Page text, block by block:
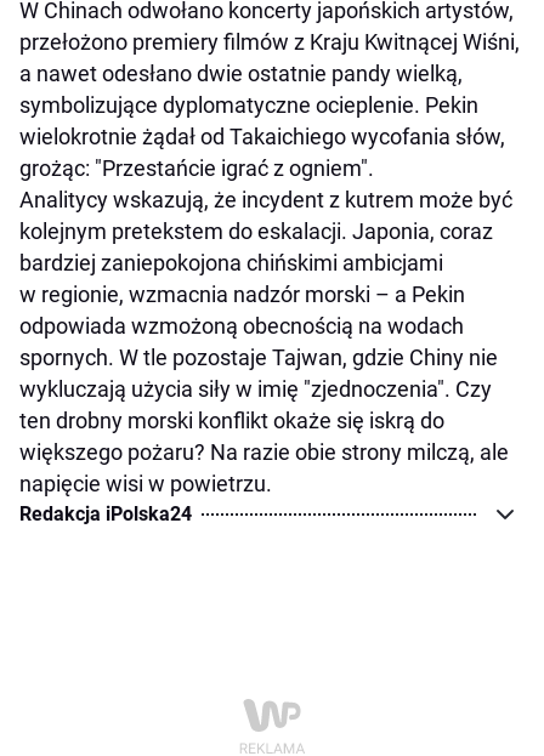
W Chinach odwołano koncerty japońskich artystów,
przełożono premiery filmów z Kraju Kwitnącej Wiśni,
a nawet odesłano dwie ostatnie pandy wielką,
symbolizujące dyplomatyczne ocieplenie. Pekin
wielokrotnie żądał od Takaichiego wycofania słów,
grożąc: "Przestańcie igrać z ogniem".
Analitycy wskazują, że incydent z kutrem może być
kolejnym pretekstem do eskalacji. Japonia, coraz
bardziej zaniepokojona chińskimi ambicjami
w regionie, wzmacnia nadzór morski – a Pekin
odpowiada wzmożoną obecnością na wodach
spornych. W tle pozostaje Tajwan, gdzie Chiny nie
wykluczają użycia siły w imię "zjednoczenia". Czy
ten drobny morski konflikt okaże się iskrą do
większego pożaru? Na razie obie strony milczą, ale
napięcie wisi w powietrzu.
Redakcja iPolska24